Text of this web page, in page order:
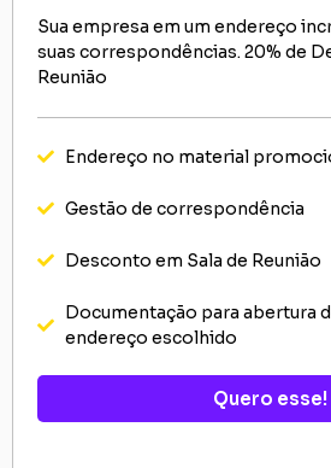
Sua empresa em um endereço
suas correspondências. 20% de
Reunião
Endereço no material
Gestão de correspondência
Desconto em Sala de Reunião
Documentação para abertura
endereço escolhido
Quero esse!